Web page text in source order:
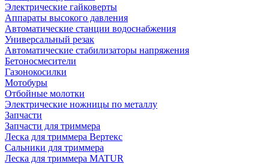
Электрические гайковерты
Аппараты высокого давления
Автоматические станции водоснабжения
Универсальный резак
Автоматические стабилизаторы напряжения
Бетоносмесители
Газонокосилки
Мотобуры
Отбойные молотки
Электрические ножницы по металлу
Запчасти
Запчасти для триммера
Леска для триммера Вертекс
Сальники для триммера
Леска для триммера MATUR